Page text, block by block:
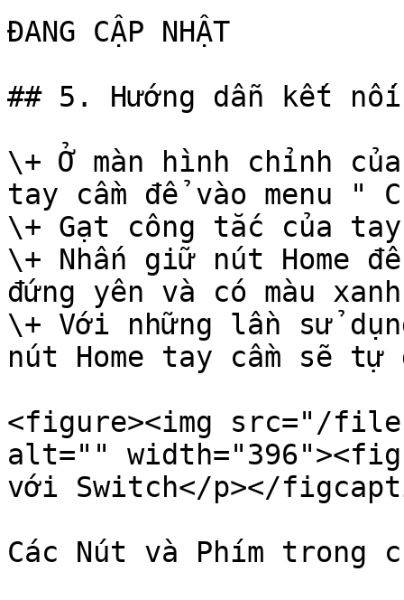
ĐANG CẬP NHẬT
## 5. Hướng dẫn kết
\+ Ở màn hình chỉnh
tay cầm để vào menu "
\+ Gạt công tắc của
\+ Nhấn giữ nút Home
đứng yên và có màu
\+ Với những lần sử
nút Home tay cầm sẽ
<figure><img src="/files/
alt=""
với Switch</p></
Các Nút và Phím trong